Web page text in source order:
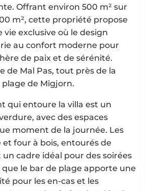
Offrant environ 500 m² sur
m², cette propriété propose
vie exclusive où le design
au confort moderne pour
de paix et de sérénité.
de Mal Pas, tout près de la
de Migjorn.
avec des espaces
moment de la journée. Les
et four à bois, entourés de
cadre idéal pour des soirées
le bar de plage apporte une
pour les en-cas et les